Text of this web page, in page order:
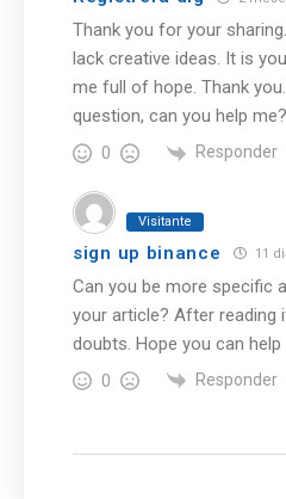
Thank you for your
lack creative ideas. It is
me full of hope. Thank
question, can you help me?
0 Responder
Visitante
sign up binance 11
Can you be more specific
your article? After reading
doubts. Hope you can help
0 Responder